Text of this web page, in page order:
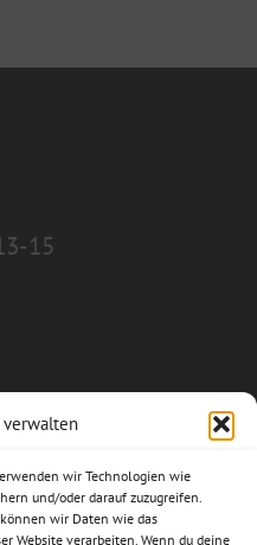
wir Technologien wie
und/oder darauf zuzugreifen.
wir Daten wie das
Website verarbeiten. Wenn du deine
15